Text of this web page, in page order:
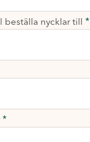
beställa nycklar till *
*